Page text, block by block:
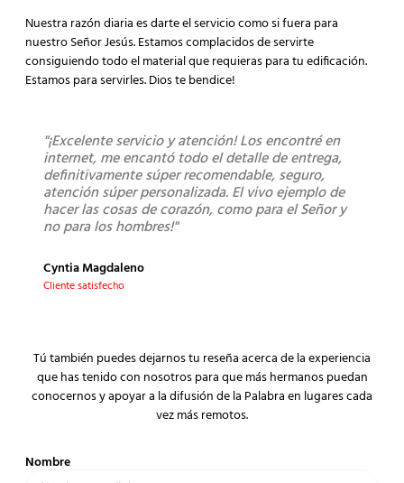
Nuestra razón diaria es darte el servicio como si fuera para
nuestro Señor Jesús. Estamos complacidos de servirte
consiguiendo todo el material que requieras para tu edificación.
Estamos para servirles. Dios te bendice!
"¡Excelente servicio y atención! Los encontré en
internet, me encantó todo el detalle de entrega,
definitivamente súper recomendable, seguro,
atención súper personalizada. El vivo ejemplo de
hacer las cosas de corazón, como para el Señor y
no para los hombres!"
Cyntia Magdaleno
Cliente satisfecho
Tú también puedes dejarnos tu reseña acerca de la experiencia
que has tenido con nosotros para que más hermanos puedan
conocernos y apoyar a la difusión de la Palabra en lugares cada
vez más remotos.
Nombre